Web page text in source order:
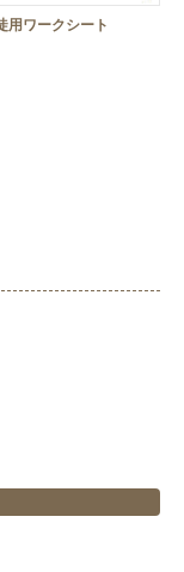
用ワークシート